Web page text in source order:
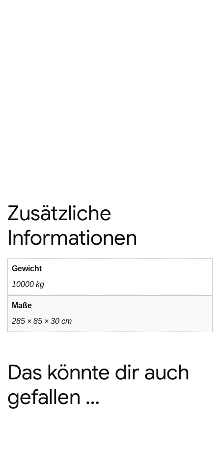
Zusätzliche
Informationen
Gewicht
10000 kg
Maße
285 × 85 × 30 cm
Das könnte dir auch
gefallen …